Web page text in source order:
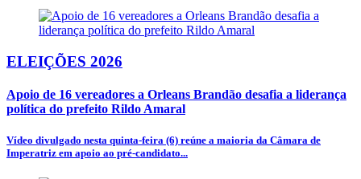
ELEIÇÕES 2026
Apoio de 16 vereadores a Orleans Brandão desafia a liderança
política do prefeito Rildo Amaral
Vídeo divulgado nesta quinta-feira (6) reúne a maioria da Câmara de
Imperatriz em apoio ao pré-candidato...